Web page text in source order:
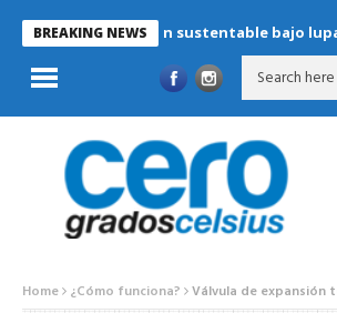
BREAKING NEWS
Refrigeración sustentable bajo lupa
Home ¿Cómo funciona? Válvula de expansión